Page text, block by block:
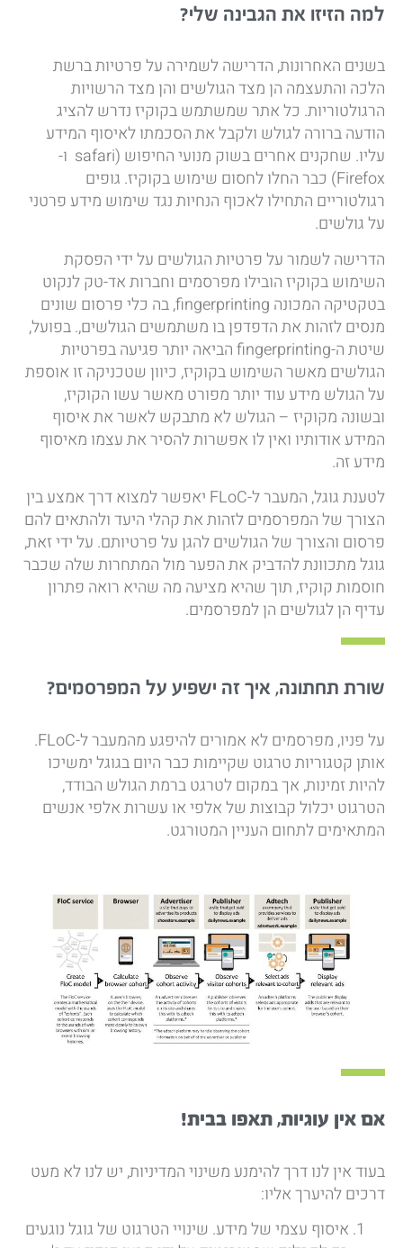
למה הזיזו את הגבינה שלי?
בשנים האחרונות, הדרישה לשמירה על פרטיות ברשת
הלכה והתעצמה הן מצד הגולשים והן מצד הרשויות
הרגולטוריות. כל אתר שמשתמש בקוקיז נדרש להציג
הודעה ברורה לגולש ולקבל את הסכמתו לאיסוף המידע
עליו. שחקנים אחרים בשוק מנועי החיפוש (safari ו-
Firefox) כבר החלו לחסום שימוש בקוקיז. גופים
רגולטוריים התחילו לאכוף הנחיות נגד שימוש מידע פרטני
על גולשים.
הדרישה לשמור על פרטיות הגולשים על ידי הפסקת
השימוש בקוקיז הובילו מפרסמים וחברות אד-טק לנקוט
בטקטיקה המכונה fingerprinting, בה כלי פרסום שונים
מנסים לזהות את הדפדפן בו משתמשים הגולשים,. בפועל,
שיטת ה-fingerprinting הביאה יותר פגיעה בפרטיות
הגולשים מאשר השימוש בקוקיז, כיוון שטכניקה זו אוספת
על הגולש מידע עוד יותר מפורט מאשר עשו הקוקיז,
ובשונה מקוקיז – הגולש לא מתבקש לאשר את איסוף
המידע אודותיו ואין לו אפשרות להסיר את עצמו מאיסוף
מידע זה.
לטענת גוגל, המעבר ל-FLoC יאפשר למצוא דרך אמצע בין
הצורך של המפרסמים לזהות את קהלי היעד ולהתאים להם
פרסום והצורך של הגולשים להגן על פרטיותם. על ידי זאת,
גוגל מתכוונת להדביק את הפער מול המתחרות שלה שכבר
חוסמות קוקיז, תוך שהיא מציעה מה שהיא רואה פתרון
עדיף הן לגולשים הן למפרסמים.
שורת תחתונה, איך זה ישפיע על המפרסמים?
על פניו, מפרסמים לא אמורים להיפגע מהמעבר ל-FLoC.
אותן קטגוריות טרגוט שקיימות כבר היום בגוגל ימשיכו
להיות זמינות, אך במקום לטרגט ברמת הגולש הבודד,
הטרגוט יכלול קבוצות של אלפי או עשרות אלפי אנשים
המתאימים לתחום העניין המטורגט.
אם אין עוגיות, תאפו בבית!
בעוד אין לנו דרך להימנע משינוי המדיניות, יש לנו לא מעט
דרכים להיערך אליו:
איסוף עצמי של מידע. שינויי הטרגוט של גוגל נוגעים